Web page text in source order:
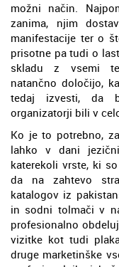
možni način.
zanima, njim
manifestacije ter o
prisotne pa tudi o
skladu z vsemi
natančno določijo,
tedaj izvesti, da
organizatorji bili v
Ko je to potrebno,
lahko v dani
katerekoli vrste, ki
da na zahtevo
katalogov iz
in sodni tolmači v
profesionalno
vizitke kot tudi
druge marketinške